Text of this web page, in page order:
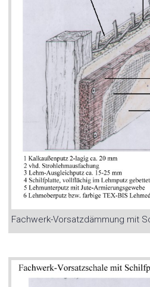
Fachwerk-Vorsatzdämmung mit